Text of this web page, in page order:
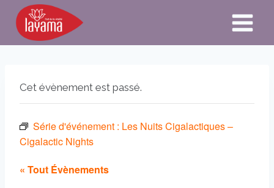
Aller
contenu
Cet évènement est passé.
Série d'événement : Les Nuits Cigalactiques –
Cigalactic Nights
« Tout Évènements